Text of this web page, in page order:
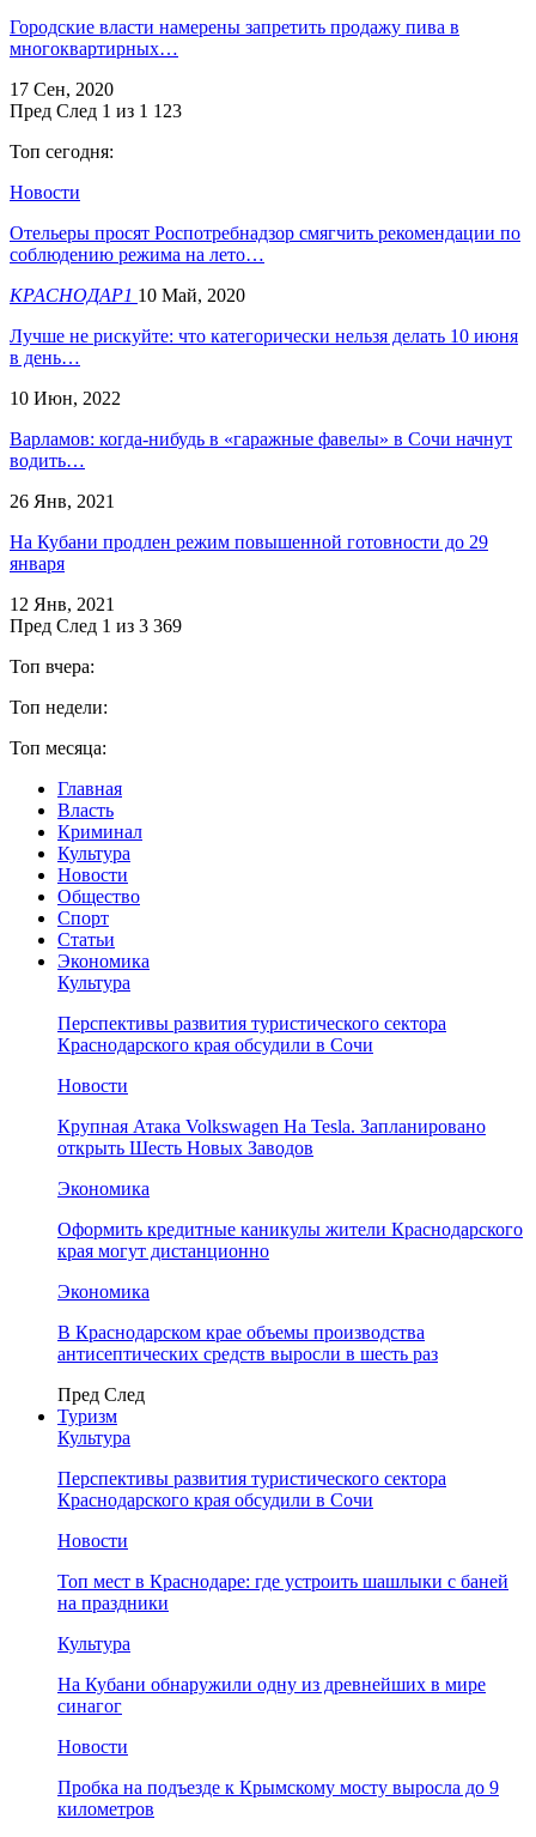
Городские власти намерены запретить продажу пива в
многоквартирных…
17 Сен, 2020
Пред След 1 из 1 123
Топ сегодня:
Новости
Отельеры просят Роспотребнадзор смягчить рекомендации по
соблюдению режима на лето…
КРАСНОДАР1 10 Май, 2020
Лучше не рискуйте: что категорически нельзя делать 10 июня
в день…
10 Июн, 2022
Варламов: когда-нибудь в «гаражные фавелы» в Сочи начнут
водить…
26 Янв, 2021
На Кубани продлен режим повышенной готовности до 29
января
12 Янв, 2021
Пред След 1 из 3 369
Топ вчера:
Топ недели:
Топ месяца:
Главная
Власть
Криминал
Культура
Новости
Общество
Спорт
Статьи
Экономика
Культура
Перспективы развития туристического сектора
Краснодарского края обсудили в Сочи
Новости
Крупная Атака Volkswagen На Tesla. Запланировано
открыть Шесть Новых Заводов
Экономика
Оформить кредитные каникулы жители Краснодарского
края могут дистанционно
Экономика
В Краснодарском крае объемы производства
антисептических средств выросли в шесть раз
Пред След
Туризм
Культура
Перспективы развития туристического сектора
Краснодарского края обсудили в Сочи
Новости
Топ мест в Краснодаре: где устроить шашлыки с баней
на праздники
Культура
На Кубани обнаружили одну из древнейших в мире
синагог
Новости
Пробка на подъезде к Крымскому мосту выросла до 9
километров